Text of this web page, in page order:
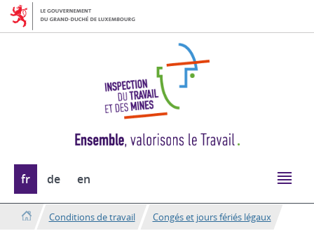
Aller
Aller
au
Changer
de
langue
fr de en
Conditions de travail
Congés et jours fériés légaux